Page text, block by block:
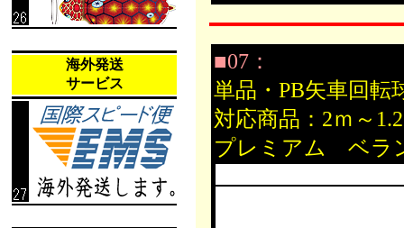
海外発送
サービス
■07：
単品・PB矢車回
対応商品：2ｍ～
プレミアム ベラ